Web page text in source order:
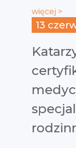
więcej >
13